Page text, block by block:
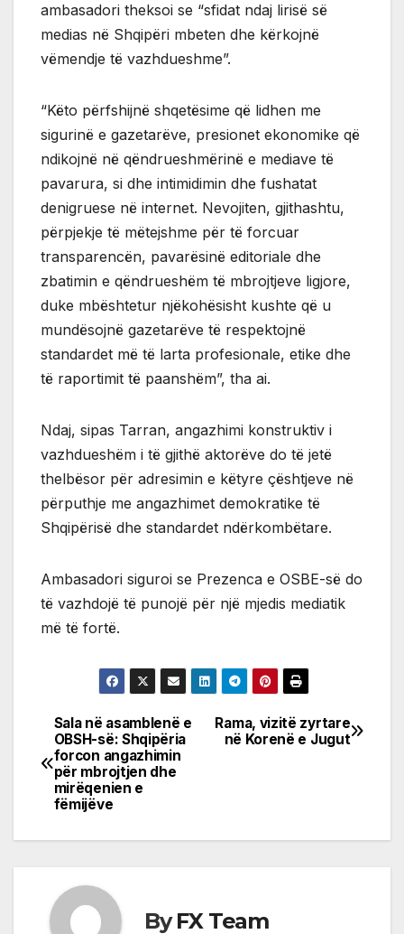
ambasadori theksoi se “sfidat ndaj lirisë së
medias në Shqipëri mbeten dhe kërkojnë
vëmendje të vazhdueshme”.
“Këto përfshijnë shqetësime që lidhen me
sigurinë e gazetarëve, presionet ekonomike që
ndikojnë në qëndrueshmërinë e mediave të
pavarura, si dhe intimidimin dhe fushatat
denigruese në internet. Nevojiten, gjithashtu,
përpjekje të mëtejshme për të forcuar
transparencën, pavarësinë editoriale dhe
zbatimin e qëndrueshëm të mbrojtjeve ligjore,
duke mbështetur njëkohësisht kushte që u
mundësojnë gazetarëve të respektojnë
standardet më të larta profesionale, etike dhe
të raportimit të paanshëm”, tha ai.
Ndaj, sipas Tarran, angazhimi konstruktiv i
vazhdueshëm i të gjithë aktorëve do të jetë
thelbësor për adresimin e këtyre çështjeve në
përputhje me angazhimet demokratike të
Shqipërisë dhe standardet ndërkombëtare.
Ambasadori siguroi se Prezenca e OSBE-së do
të vazhdojë të punojë për një mjedis mediatik
më të fortë.
Post
navigation
Rama, vizitë zyrtare
në Korenë e Jugut
Sala në asamblenë e
OBSH-së: Shqipëria
forcon angazhimin
për mbrojtjen dhe
mirëqenien e
fëmijëve
ByFX Team